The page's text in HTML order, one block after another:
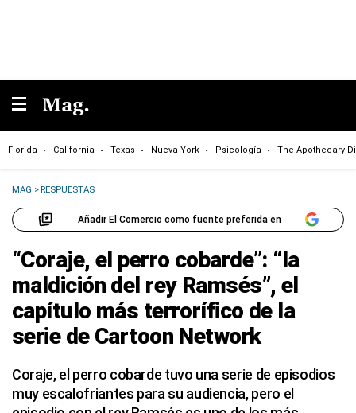
Florida California Texas Nueva York Psicología The Apothecary
MAG >RESPUESTAS
Añadir El Comercio como fuente preferida en
“Coraje, el perro cobarde”: “la
maldición del rey Ramsés”, el
capítulo más terrorífico de la
serie de Cartoon Network
Coraje, el perro cobarde tuvo una serie de episodios
muy escalofriantes para su audiencia, pero el